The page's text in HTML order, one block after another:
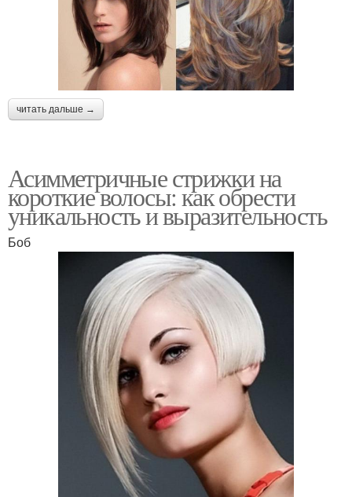
читать дальше →
Асимметричные стрижки на
короткие волосы: как обрести
уникальность и выразительность
Боб